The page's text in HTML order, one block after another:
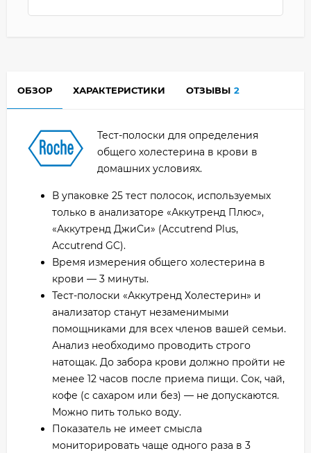
ОБЗОР ХАРАКТЕРИСТИКИ ОТЗЫВЫ 2
Тест-полоски для определения
общего холестерина в крови в
домашних условиях.
В упаковке 25 тест полосок, используемых
только в анализаторе «Аккутренд Плюс»,
«Аккутренд ДжиСи» (Accutrend Plus,
Accutrend GC).
Время измерения общего холестерина в
крови — 3 минуты.
Тест-полоски «Аккутренд Холестерин» и
анализатор станут незаменимыми
помощниками для всех членов вашей семьи.
Анализ необходимо проводить строго
натощак. До забора крови должно пройти не
менее 12 часов после приема пищи. Сок, чай,
кофе (с сахаром или без) — не допускаются.
Можно пить только воду.
Показатель не имеет смысла
мониторировать чаще одного раза в 3